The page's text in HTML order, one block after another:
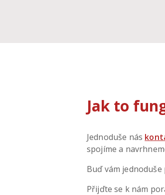
Jak to
Jednoduše nás
spojíme a
Buď vám
Přijďte se k nám